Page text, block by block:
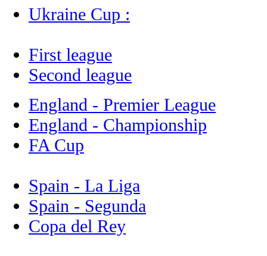
Ukraine Cup :
First league
Second league
England - Premier League
England - Championship
FA Cup
Spain - La Liga
Spain - Segunda
Copa del Rey